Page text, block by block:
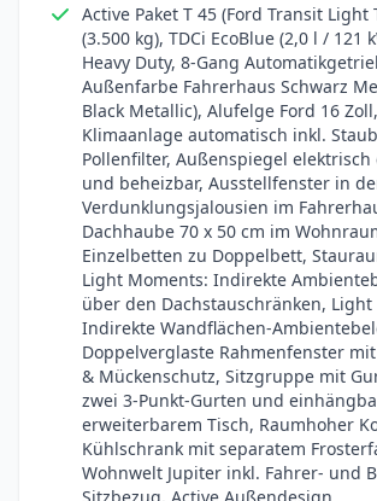
Active Paket T 45 (Ford Transit
(3.500 kg), TDCi EcoBlue (2,0 l / 121
Heavy Duty, 8-Gang
Außenfarbe Fahrerhaus Schwarz
Black Metallic), Alufelge Ford 16
Klimaanlage automatisch inkl.
Pollenfilter, Außenspiegel
und beheizbar, Ausstellfenster in
Verdunklungsjalousien im
Dachhaube 70 x 50 cm im
Einzelbetten zu Doppelbett,
Light Moments: Indirekte
über den Dachstauschränken, Light
Indirekte Wandflächen-
Doppelverglaste Rahmenfenster
& Mückenschutz, Sitzgruppe mit
zwei 3-Punkt-Gurten und
erweiterbarem Tisch, Raumhoher
Kühlschrank mit separatem
Wohnwelt Jupiter inkl. Fahrer- und
Sitzbezug, Active Außendesign